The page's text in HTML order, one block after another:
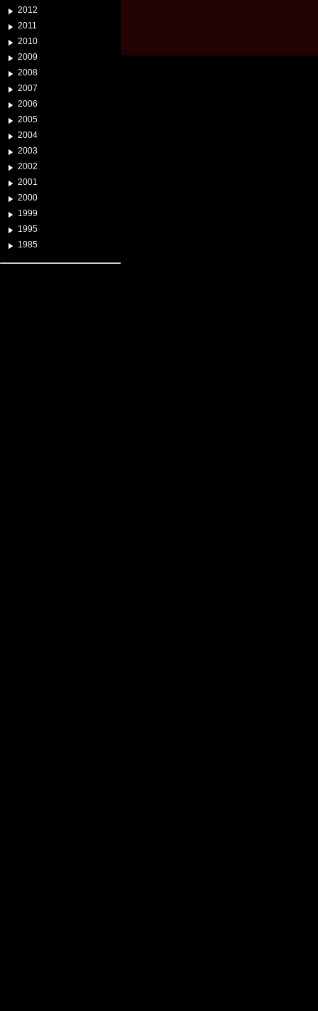
2012
2011
2010
2009
2008
2007
2006
2005
2004
2003
2002
2001
2000
1999
1995
1985